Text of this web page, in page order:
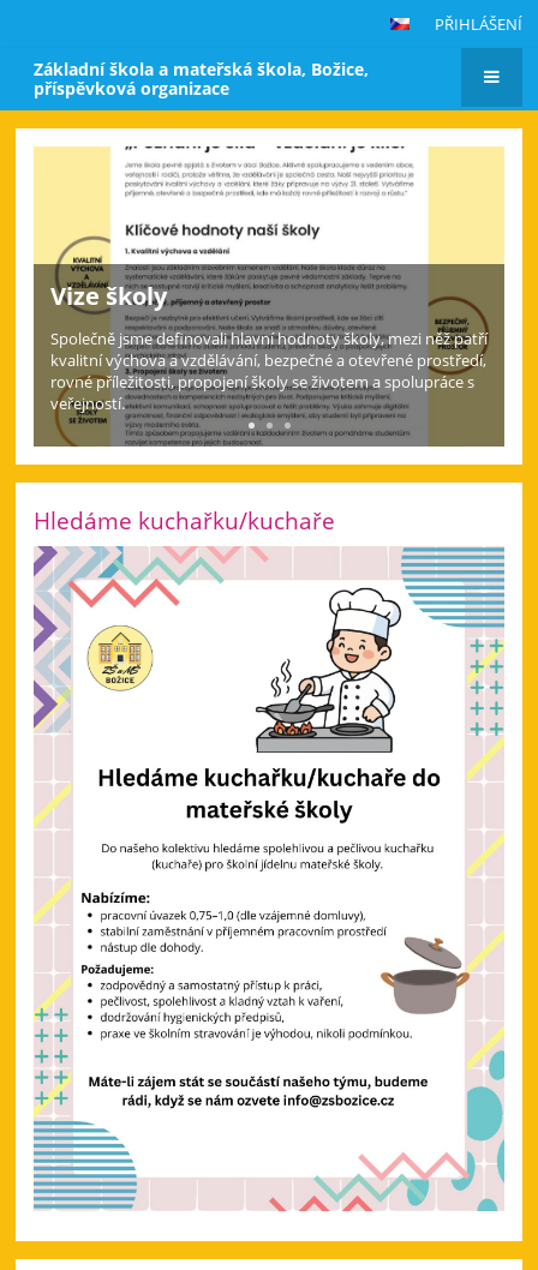
PŘIHLÁŠENÍ
Základní škola a mateřská škola, Božice,
příspěvková organizace
Hlavní
Aktuální informace pro rodiče a
žáky
Snažíme se na této stránce poskytovat co nejaktuálnější
informace. Pro více informací si prosím prohlédněte si sekci
Novinky.
Hledáme kuchařku/kuchaře